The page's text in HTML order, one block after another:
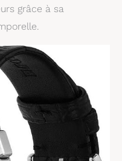
grâce à sa